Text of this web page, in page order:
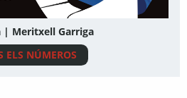
| Meritxell Garriga
ELS NÚMEROS